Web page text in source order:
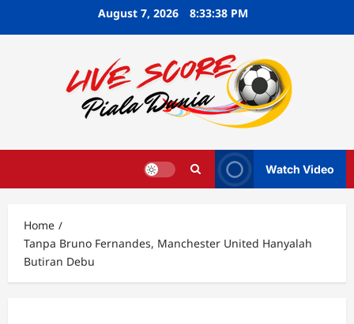
August 7, 2026 8:33:39 PM
Watch Video
Home
Tanpa Bruno Fernandes, Manchester United Hanyalah
Butiran Debu